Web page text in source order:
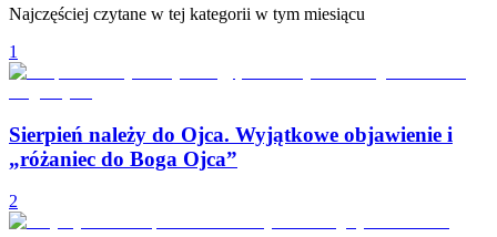
Najczęściej czytane w tej kategorii w tym miesiącu
1
Sierpień należy do Ojca. Wyjątkowe objawienie i
„różaniec do Boga Ojca”
2